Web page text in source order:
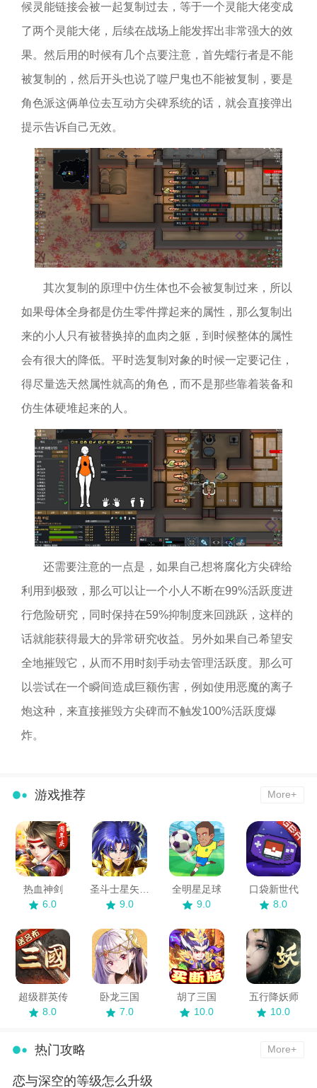
候灵能链接会被一起复制过去，等于一个灵能大佬变成
了两个灵能大佬，后续在战场上能发挥出非常强大的效
果。然后用的时候有几个点要注意，首先蠕行者是不能
被复制的，然后开头也说了噬尸鬼也不能被复制，要是
角色派这俩单位去互动方尖碑系统的话，就会直接弹出
提示告诉自己无效。
其次复制的原理中仿生体也不会被复制过来，所以
如果母体全身都是仿生零件撑起来的属性，那么复制出
来的小人只有被替换掉的血肉之躯，到时候整体的属性
会有很大的降低。平时选复制对象的时候一定要记住，
得尽量选天然属性就高的角色，而不是那些靠着装备和
仿生体硬堆起来的人。
还需要注意的一点是，如果自己想将腐化方尖碑给
利用到极致，那么可以让一个小人不断在99%活跃度进
行危险研究，同时保持在59%抑制度来回跳跃，这样的
话就能获得最大的异常研究收益。另外如果自己希望安
全地摧毁它，从而不用时刻手动去管理活跃度。那么可
以尝试在一个瞬间造成巨额伤害，例如使用恶魔的离子
炮这种，来直接摧毁方尖碑而不触发100%活跃度爆
炸。
游戏推荐 More+
热血神剑
6.0
9.0
全明星足球
9.0
口袋新世代
8.0
超级群英传
8.0
卧龙三国
7.0
胡了三国
10.0
五行降妖师
10.0
热门攻略 More+
恋与深空的等级怎么升级